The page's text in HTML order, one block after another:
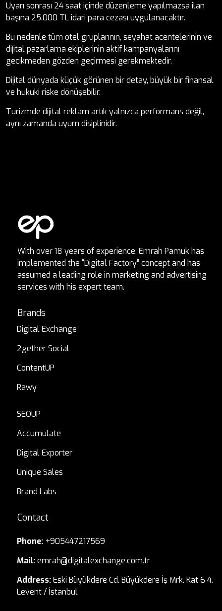
Uyarı sonrası 24 saat içinde düzenleme yapılmazsa ilan
başına 25.000 TL idari para cezası uygulanacaktır.
Bu nedenle tüm otel gruplarının, seyahat acentelerinin ve
dijital pazarlama ekiplerinin aktif kampanyalarını
gecikmeden gözden geçirmesi gerekmektedir.
Dijital dünyada küçük görünen bir detay, büyük bir finansal
ve hukuki riske dönüşebilir.
Turizmde dijital reklam artık yalnızca performans değil,
aynı zamanda uyum disiplinidir.
With over 18 years of experience, Emrah Pamuk has
implemented the “Digital Factory” concept and has
assumed a leading role in marketing and advertising
services with his expert team.
Brands
Digital Exchange
2gether Social
ContentUP
Rawy
SEOUP
Accumulate
Digital Exporter
Unique Sales
Brand Labs
Contact
Phone: +905447217569
Mail:emrah@digitalexchange.com.tr
Address:Eski Büyükdere Cd. Büyükdere İş Mrk. Kat 6 4.
Levent / İstanbul